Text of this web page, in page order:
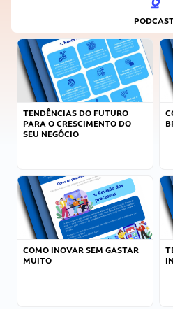
TENDÊNCIAS DO FUTURO
PARA O CRESCIMENTO DO
SEU NEGÓCIO
COMO INOVAR SEM GASTAR
MUITO